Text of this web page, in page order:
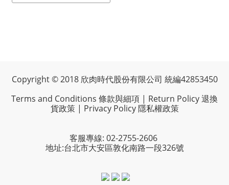
Copyright © 2018 欣肉時代股份有限公司 統編42853450
Terms and Conditions 條款與細項 | Return Policy 退換
貨政策| Privacy Policy 隱私權政策
客服專線: 02-2755-2606
地址:台北市大安區敦化南路一段326號